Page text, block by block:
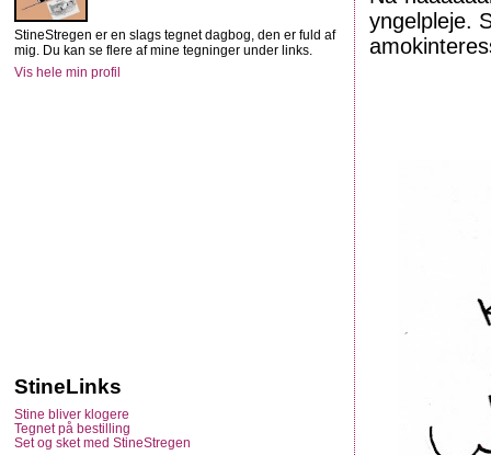
yngelpleje.
StineStregen er en slags tegnet dagbog, den er fuld af
mig. Du kan se flere af mine tegninger under links.
Vis hele min profil
StineLinks
Stine bliver klogere
Tegnet på bestilling
Set og sket med StineStregen